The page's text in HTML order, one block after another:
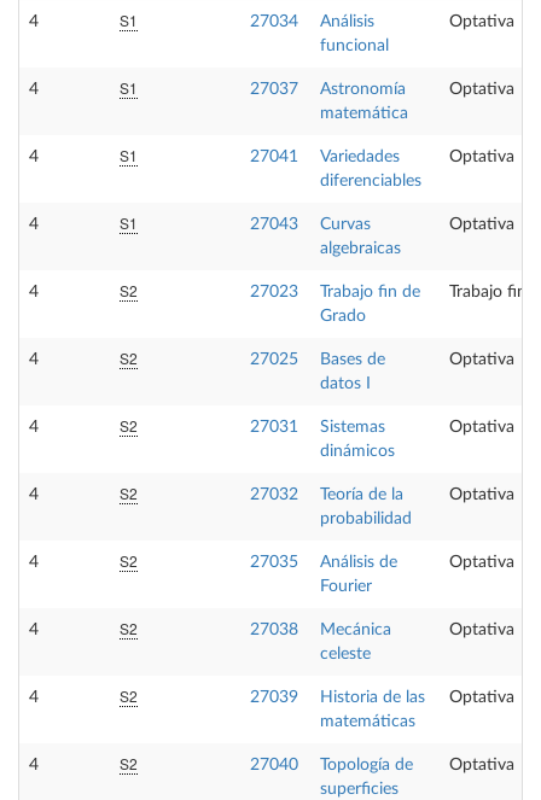
4 S1 27034
Análisis
funcional
Optativa
4 S1 27037
Astronomía
matemática
Optativa
4 S1 27041
Variedades
diferenciables
Optativa
4 S1 27043
Curvas
algebraicas
Optativa
4 S2 27023
Trabajo fin de
Grado
Trabajo fin
4 S2 27025
Bases de
datos I
Optativa
4 S2 27031
Sistemas
dinámicos
Optativa
4 S2 27032
Teoría de la
probabilidad
Optativa
4 S2 27035
Análisis de
Fourier
Optativa
4 S2 27038
Mecánica
celeste
Optativa
4 S2 27039
Historia de las
matemáticas
Optativa
4 S2 27040
Topología de
superficies
Optativa